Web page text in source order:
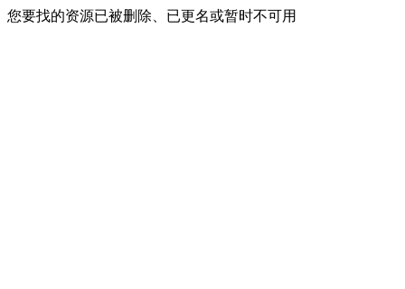
您要找的资源已被删除、已更名或暂时不可用